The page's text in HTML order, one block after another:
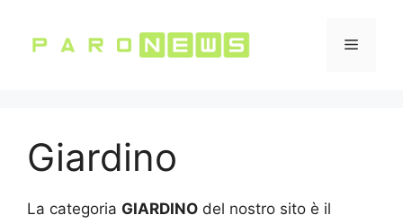
contenuto
Menu
Giardino
La categoria GIARDINO del nostro sito è il